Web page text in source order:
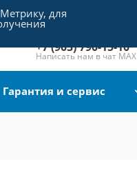
+7 (495) 790-15-10
Отдел продаж
+7 (903) 790-15-10
Написать нам в чат MAX
Гарантия и сервис
для